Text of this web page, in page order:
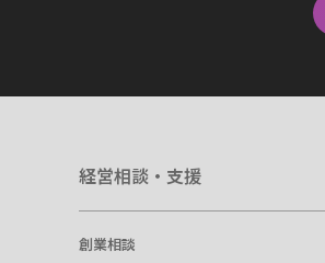
経営相談・支援
創業相談